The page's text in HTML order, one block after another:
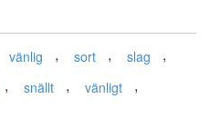
vänlig , sort , slag ,
, snällt , vänligt ,